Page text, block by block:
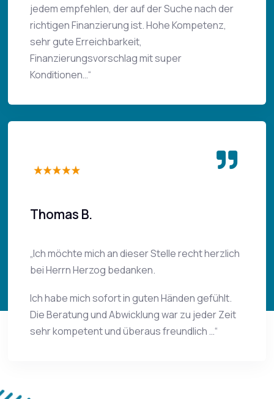
jedem empfehlen, der auf der Suche nach der
richtigen Finanzierung ist. Hohe Kompetenz,
sehr gute Erreichbarkeit,
Finanzierungsvorschlag mit super
Konditionen…“
Thomas B.
„Ich möchte mich an dieser Stelle recht herzlich
bei Herrn Herzog bedanken.
Ich habe mich sofort in guten Händen gefühlt.
Die Beratung und Abwicklung war zu jeder Zeit
sehr kompetent und überaus freundlich …“